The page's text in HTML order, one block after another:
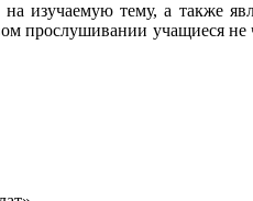
изучаемую тему, а также
прослушивании учащиеся